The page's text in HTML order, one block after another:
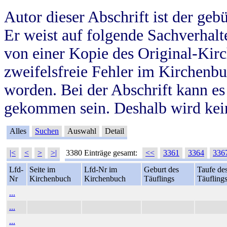
Autor dieser Abschrift ist der
Er weist auf folgende
von einer Kopie des Original-
zweifelsfreie Fehler im
worden. Bei der Abschrift kann
gekommen sein. Deshalb wird
Alles Suchen Auswahl Detail
|< < > >| 3380 Einträge gesamt: << 3361 3364
Lfd-
Nr
Seite im
Kirchenbuch
Lfd-Nr im
Kirchenbuch
Geburt des
Täuflings
Taufe
Täuflings
...
...
...